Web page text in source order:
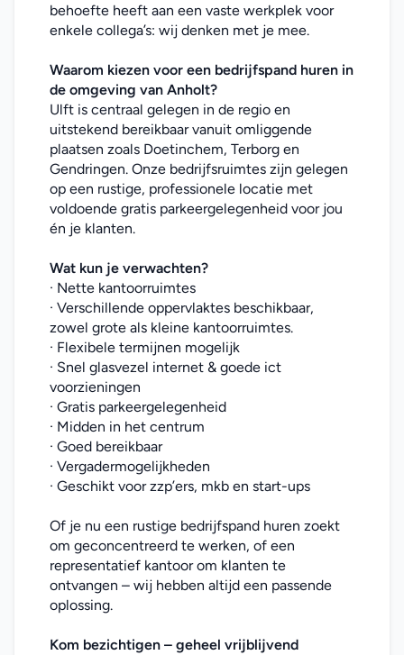
behoefte heeft aan een vaste werkplek voor
enkele collega’s: wij denken met je mee.
Waarom kiezen voor een bedrijfspand huren in
de omgeving van Anholt?
Ulft is centraal gelegen in de regio en
uitstekend bereikbaar vanuit omliggende
plaatsen zoals Doetinchem, Terborg en
Gendringen. Onze bedrijfsruimtes zijn gelegen
op een rustige, professionele locatie met
voldoende gratis parkeergelegenheid voor jou
én je klanten.
Wat kun je verwachten?
· Nette kantoorruimtes
· Verschillende oppervlaktes beschikbaar,
zowel grote als kleine kantoorruimtes.
· Flexibele termijnen mogelijk
· Snel glasvezel internet & goede ict
voorzieningen
· Gratis parkeergelegenheid
· Midden in het centrum
· Goed bereikbaar
· Vergadermogelijkheden
· Geschikt voor zzp’ers, mkb en start-ups
Of je nu een rustige bedrijfspand huren zoekt
om geconcentreerd te werken, of een
representatief kantoor om klanten te
ontvangen – wij hebben altijd een passende
oplossing.
Kom bezichtigen – geheel vrijblijvend